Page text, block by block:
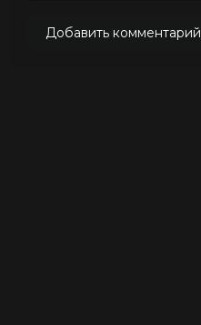
Добавить комментарий